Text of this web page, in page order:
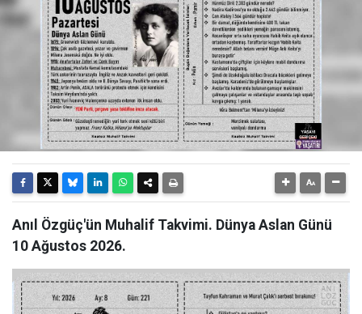
Anıl Özgüç'ün Muhalif Takvimi. Dünya Aslan Günü
10 Ağustos 2026.